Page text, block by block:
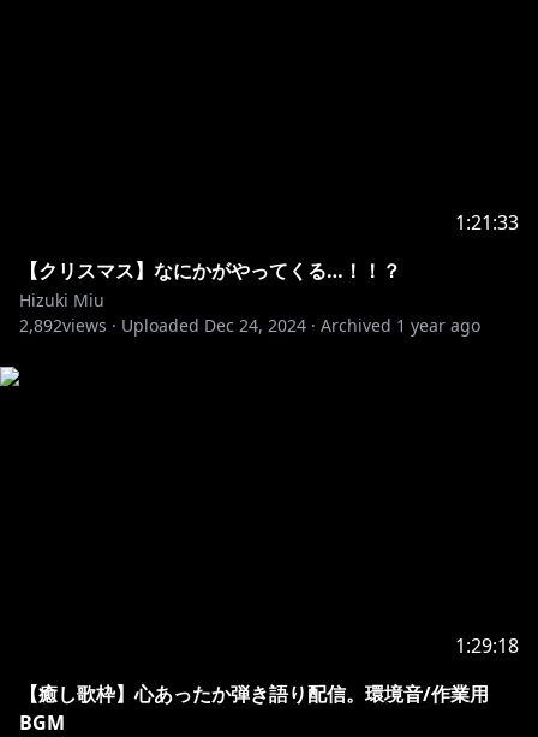
1:21:33
【クリスマス】なにかがやってくる…！！？
Hizuki Miu
2,892views · Uploaded Dec 24, 2024 · Archived 1 year ago
1:29:18
【癒し歌枠】心あったか弾き語り配信。環境音/作業用
BGM